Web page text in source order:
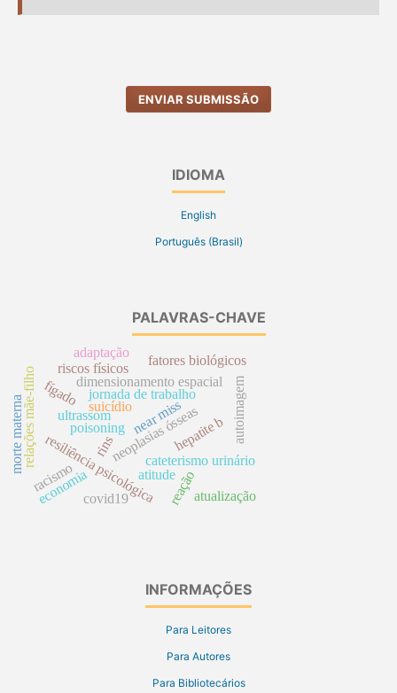
ENVIAR SUBMISSÃO
IDIOMA
English
Português (Brasil)
PALAVRAS-CHAVE
hepatite b
neoplasias ósseas
poisoning
ultrassom
cateterismo urinário
near miss
jornada de trabalho
resiliência psicológica
relações mãe-filho dimensionamento espacial
riscos físicos
autoimagem
fatores biológicos
morte materna
economia
suicídio
reação
fígado
rins
racismo
adaptação
atualização
atitude
covid19
INFORMAÇÕES
Para Leitores
Para Autores
Para Bibliotecários